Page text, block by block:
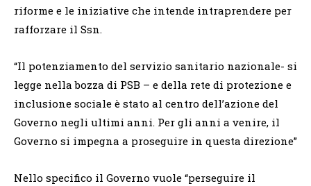
riforme e le iniziative che intende intraprendere per
rafforzare il Ssn.
“Il potenziamento del servizio sanitario nazionale- si
legge nella bozza di PSB – e della rete di protezione e
inclusione sociale è stato al centro dell’azione del
Governo negli ultimi anni. Per gli anni a venire, il
Governo si impegna a proseguire in questa direzione”
Nello specifico il Governo vuole “perseguire il